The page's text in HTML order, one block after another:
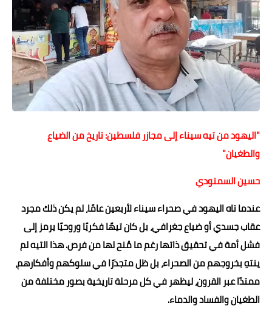
الصحه
الطقس
معلومه قانونيه
تكنولوجيا المعلومات
حوادث وقضايا
خدمات
مقالات
"اليهود من تيه سيناء إلى مجازر فلسطين: تاريخ من الضياع
والطغيان"
حسين السمنودي
عندما تاه اليهود في صحراء سيناء لأربعين عامًا، لم يكن ذلك مجرد
عقاب جسدي أو ضياع جغرافي، بل كان تيهًا فكريًا وروحيًا يرمز إلى
فشل أمة في تحقيق ذاتها رغم ما مُنح لها من فرص. هذا التيه لم
ينتهِ بخروجهم من الصحراء، بل ظل متجذرًا في سلوكهم وأفكارهم،
ممتدًا عبر القرون، ليظهر في كل مرحلة تاريخية بصور مختلفة من
الطغيان والفساد والدماء.